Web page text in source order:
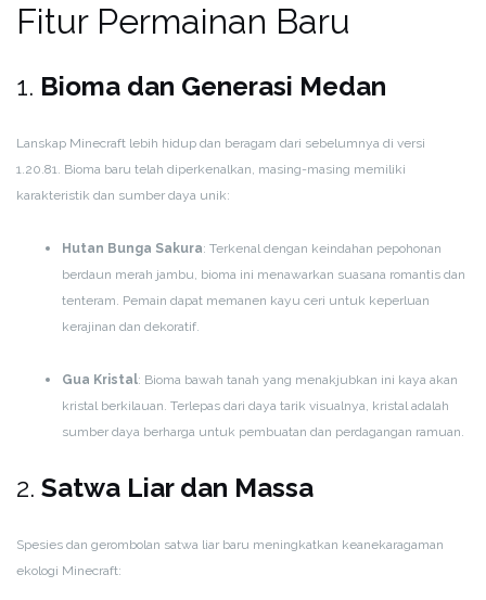
Fitur Permainan Baru
1. Bioma dan Generasi Medan
Lanskap Minecraft lebih hidup dan beragam dari sebelumnya di versi
1.20.81. Bioma baru telah diperkenalkan, masing-masing memiliki
karakteristik dan sumber daya unik:
Hutan Bunga Sakura: Terkenal dengan keindahan pepohonan
berdaun merah jambu, bioma ini menawarkan suasana romantis dan
tenteram. Pemain dapat memanen kayu ceri untuk keperluan
kerajinan dan dekoratif.
Gua Kristal: Bioma bawah tanah yang menakjubkan ini kaya akan
kristal berkilauan. Terlepas dari daya tarik visualnya, kristal adalah
sumber daya berharga untuk pembuatan dan perdagangan ramuan.
2. Satwa Liar dan Massa
Spesies dan gerombolan satwa liar baru meningkatkan keanekaragaman
ekologi Minecraft: